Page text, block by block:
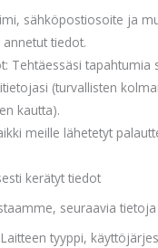
sähköpostiosoite ja
tiedot.
Tehtäessäsi tapahtumia
(turvallisten
kautta).
meille lähetetyt
kerätyt tiedot
seuraavia
tyyppi,